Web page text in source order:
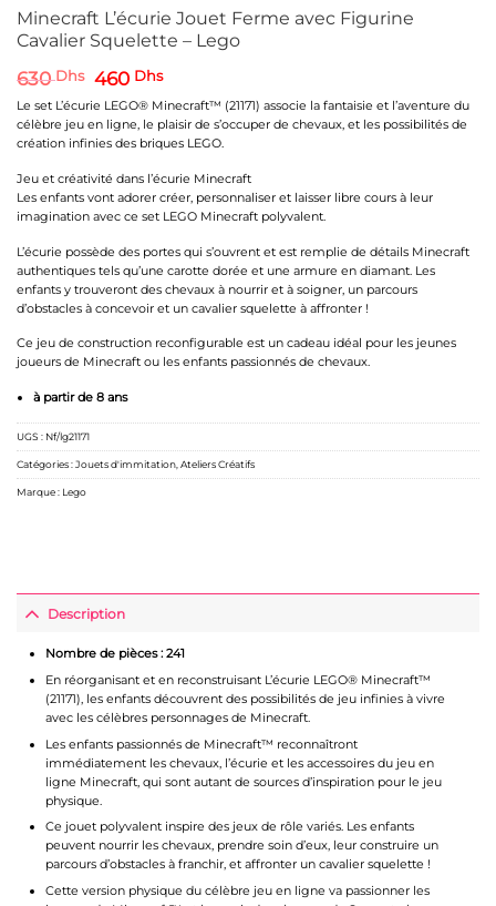
Minecraft L’écurie Jouet Ferme avec Figurine
Cavalier Squelette – Lego
630Dhs Le
prix
initial
était :
630 Dhs.
460 DhsLe
prix
actuel
est :
460 Dhs.
Le set L’écurie LEGO® Minecraft™ (21171) associe la fantaisie et l’aventure du
célèbre jeu en ligne, le plaisir de s’occuper de chevaux, et les possibilités de
création infinies des briques LEGO.
Jeu et créativité dans l’écurie Minecraft
Les enfants vont adorer créer, personnaliser et laisser libre cours à leur
imagination avec ce set LEGO Minecraft polyvalent.
L’écurie possède des portes qui s’ouvrent et est remplie de détails Minecraft
authentiques tels qu’une carotte dorée et une armure en diamant. Les
enfants y trouveront des chevaux à nourrir et à soigner, un parcours
d’obstacles à concevoir et un cavalier squelette à affronter !
Ce jeu de construction reconfigurable est un cadeau idéal pour les jeunes
joueurs de Minecraft ou les enfants passionnés de chevaux.
à partir de 8 ans
UGS : Nf/lg21171
Catégories :Jouets d'immitation Ateliers Créatifs
Marque : Lego
Description
Nombre de pièces : 241
En réorganisant et en reconstruisant L’écurie LEGO® Minecraft™
(21171), les enfants découvrent des possibilités de jeu infinies à vivre
avec les célèbres personnages de Minecraft.
Les enfants passionnés de Minecraft™ reconnaîtront
immédiatement les chevaux, l’écurie et les accessoires du jeu en
ligne Minecraft, qui sont autant de sources d’inspiration pour le jeu
physique.
Ce jouet polyvalent inspire des jeux de rôle variés. Les enfants
peuvent nourrir les chevaux, prendre soin d’eux, leur construire un
parcours d’obstacles à franchir, et affronter un cavalier squelette !
Cette version physique du célèbre jeu en ligne va passionner les